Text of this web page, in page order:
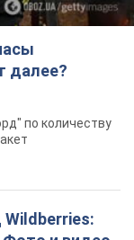
о
ударом по
дела